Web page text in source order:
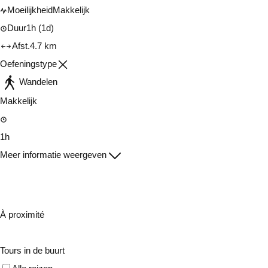
MoeilijkheidMakkelijk
Duur1h (1d)
Afst.4.7 km
Oefeningstype
Wandelen
Makkelijk
1h
Meer informatie weergeven
À proximité
Tours in de buurt